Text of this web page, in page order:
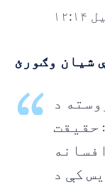
شیان وګورئ
د
حقیقت
کې د